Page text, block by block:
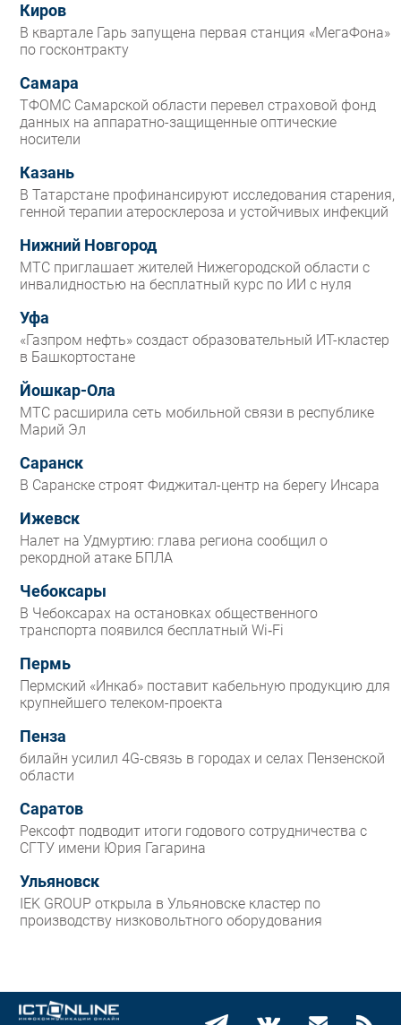
Киров
В квартале Гарь запущена первая станция «МегаФона»
по госконтракту
Самара
ТФОМС Самарской области перевел страховой фонд
данных на аппаратно-защищенные оптические
носители
Казань
В Татарстане профинансируют исследования старения,
генной терапии атеросклероза и устойчивых инфекций
Нижний Новгород
МТС приглашает жителей Нижегородской области с
инвалидностью на бесплатный курс по ИИ с нуля
Уфа
«Газпром нефть» создаст образовательный ИТ-кластер
в Башкортостане
Йошкар-Ола
МТС расширила сеть мобильной связи в республике
Марий Эл
Саранск
В Саранске строят Фиджитал-центр на берегу Инсара
Ижевск
Налет на Удмуртию: глава региона сообщил о
рекордной атаке БПЛА
Чебоксары
В Чебоксарах на остановках общественного
транспорта появился бесплатный Wi‑Fi
Пермь
Пермский «Инкаб» поставит кабельную продукцию для
крупнейшего телеком-проекта
Пенза
билайн усилил 4G-связь в городах и селах Пензенской
области
Саратов
Рексофт подводит итоги годового сотрудничества с
СГТУ имени Юрия Гагарина
Ульяновск
IEK GROUP открыла в Ульяновске кластер по
производству низковольтного оборудования